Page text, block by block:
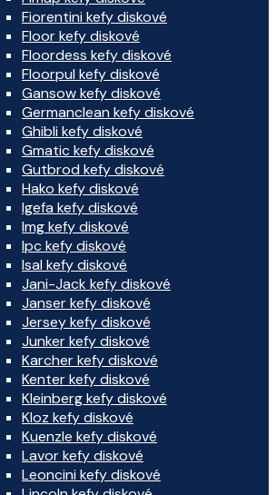
Fiorentini kefy diskové
Floor kefy diskové
Floordess kefy diskové
Floorpul kefy diskové
Gansow kefy diskové
Germanclean kefy diskové
Ghibli kefy diskové
Gmatic kefy diskové
Gutbrod kefy diskové
Hako kefy diskové
Igefa kefy diskové
Img kefy diskové
Ipc kefy diskové
Isal kefy diskové
Jani-Jack kefy diskové
Janser kefy diskové
Jersey kefy diskové
Junker kefy diskové
Karcher kefy diskové
Kenter kefy diskové
Kleinberg kefy diskové
Kloz kefy diskové
Kuenzle kefy diskové
Lavor kefy diskové
Leoncini kefy diskové